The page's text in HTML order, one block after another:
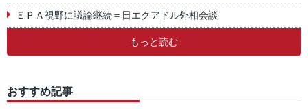
ＥＰＡ視野に議論継続＝日エクアドル外相会談
もっと読む
おすすめ記事